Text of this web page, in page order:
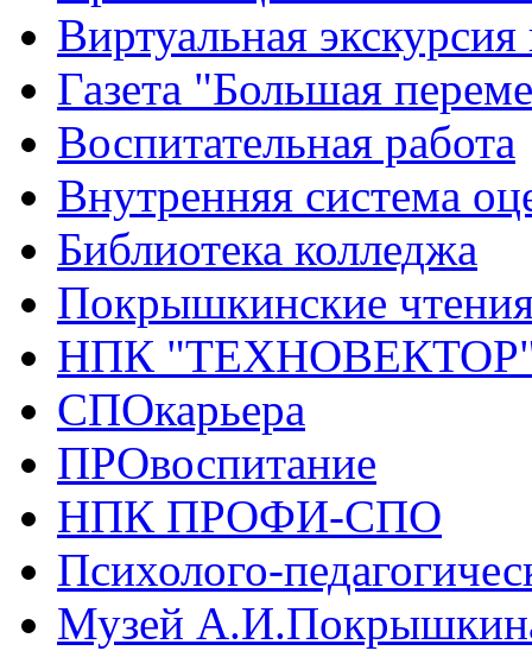
Виртуальная
Газета "Большая
Воспитательная работа
Внутренняя система
Библиотека колледжа
Покрышкинские
НПК
СПОкарьера
ПРОвоспитание
НПК ПРОФИ-СПО
Психолого-
Музей